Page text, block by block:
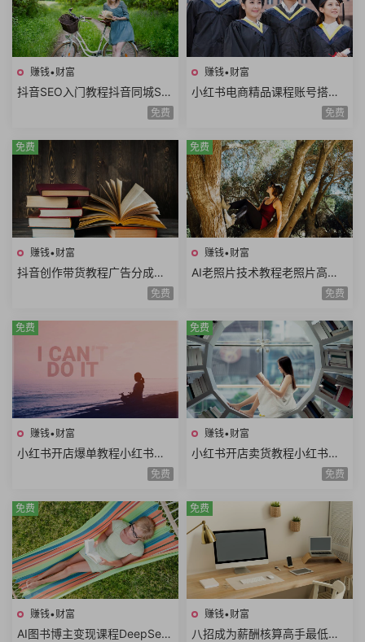
赚钱•财富
抖音SEO入门教程抖音同城SE
O优化技巧关键词挖掘抖音搜
免费
赚钱•财富
小红书电商精品课程账号搭建
店铺开通选品技巧拍摄剪辑店
免费
赚钱•财富
抖音创作带货教程广告分成计
划高清视频拍摄AI类APP使用
免费
免费
赚钱•财富
AI老照片技术教程老照片高清
修复动作视频说话视频黑白照
免费
免费
赚钱•财富
小红书开店爆单教程小红书店
铺矩阵寻找爆品淘宝选品拼多
免费
免费
赚钱•财富
小红书开店卖货教程小红书日
常运营对标同行小红书店铺管
免费
免费
赚钱•财富
AI图书博主变现课程DeepSee
免费
赚钱•财富
八招成为薪酬核算高手最低工
免费